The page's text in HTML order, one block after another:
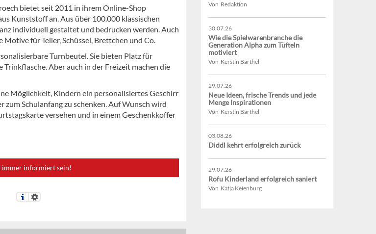
bietet seit 2011 in ihrem Online-Shop
Kunststoff an. Aus über 100.000 klassischen
individuell gestaltet und bedrucken werden. Auch
Motive für Teller, Schüssel, Brettchen und Co.
Turnbeutel. Sie bieten Platz für
Trinkflasche. Aber auch in der Freizeit machen die
Möglichkeit, Kindern ein personalisiertes Geschirr
zum Schulanfang zu schenken. Auf Wunsch wird
versehen und in einem Geschenkkoffer
immer informiert sein!
Von Redaktion
30.07.26
Wie die Spielwarenbranche die
Generation Alpha zum Tüfteln
motiviert
Von Kerstin Barthel
29.07.26
Neue Ideen, frische Trends und jede
Menge Inspirationen
Von Kerstin Barthel
03.08.26
Diddl kehrt erfolgreich zurück
29.07.26
Rofu Kinderland erfolgreich saniert
Von Katja Keienburg